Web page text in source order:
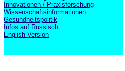
Innovationen / Praxisforschung
Wissenschaftsinformationen
Gesundheitspolitik
Infos auf Russisch
English Version